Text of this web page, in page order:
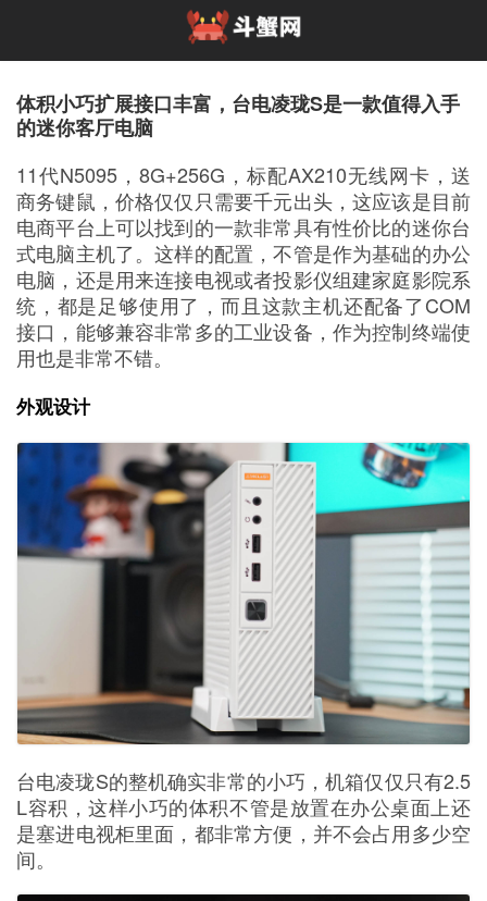
体积小巧扩展接口丰富，台电凌珑S是一款值得入手
的迷你客厅电脑
11代N5095，8G+256G，标配AX210无线网卡，送
商务键鼠，价格仅仅只需要千元出头，这应该是目前
电商平台上可以找到的一款非常具有性价比的迷你台
式电脑主机了。这样的配置，不管是作为基础的办公
电脑，还是用来连接电视或者投影仪组建家庭影院系
统，都是足够使用了，而且这款主机还配备了COM
接口，能够兼容非常多的工业设备，作为控制终端使
用也是非常不错。
外观设计
台电凌珑S的整机确实非常的小巧，机箱仅仅只有2.5
L容积，这样小巧的体积不管是放置在办公桌面上还
是塞进电视柜里面，都非常方便，并不会占用多少空
间。